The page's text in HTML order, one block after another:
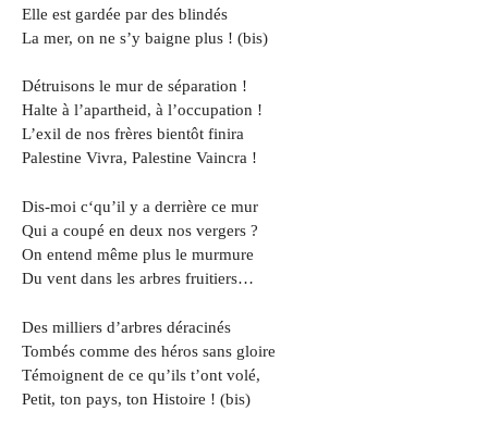
Elle est gardée par des blindés
La mer, on ne s’y baigne plus ! (bis)
Détruisons le mur de séparation !
Halte à l’apartheid, à l’occupation !
L’exil de nos frères bientôt finira
Palestine Vivra, Palestine Vaincra !
Dis-moi c‘qu’il y a derrière ce mur
Qui a coupé en deux nos vergers ?
On entend même plus le murmure
Du vent dans les arbres fruitiers…
Des milliers d’arbres déracinés
Tombés comme des héros sans gloire
Témoignent de ce qu’ils t’ont volé,
Petit, ton pays, ton Histoire ! (bis)